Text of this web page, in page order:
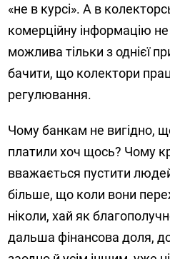
«не в курсі». А в
комерційну інформацію
можлива тільки з однієї
бачити, що колектори
регулювання.
Чому банкам не вигідно,
платили хоч щось? Чому
вважається пустити
більше, що коли вони
ніколи, хай як
дальша фінансова доля,